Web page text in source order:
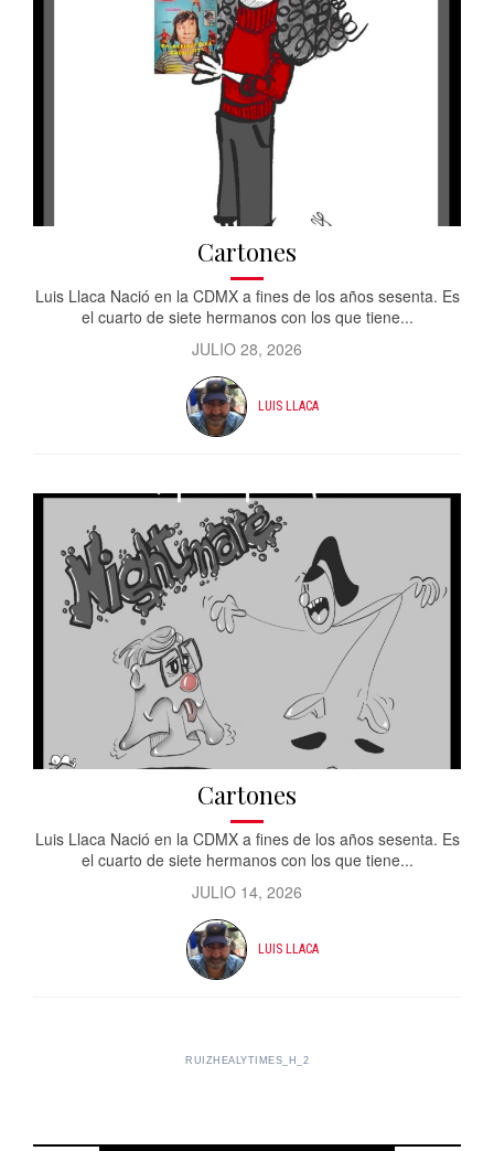
Cartones
Luis Llaca Nació en la CDMX a fines de los años sesenta. Es
el cuarto de siete hermanos con los que tiene...
JULIO 28, 2026
LUIS LLACA
Cartones
Luis Llaca Nació en la CDMX a fines de los años sesenta. Es
el cuarto de siete hermanos con los que tiene...
JULIO 14, 2026
LUIS LLACA
RUIZHEALYTIMES_H_2